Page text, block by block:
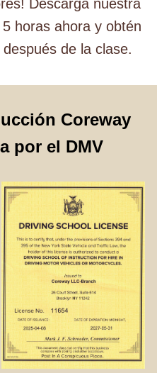
Descarga nuestra
horas ahora y obtén
de la clase.
Coreway
por el DMV